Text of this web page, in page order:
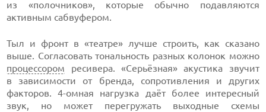
из «полочников», которые обычно подавляются
активным сабвуфером.
Тыл и фронт в «театре» лучше строить, как сказано
выше. Согласовать тональность разных колонок можно
процессором ресивера. «Серьёзная» акустика звучит
в зависимости от бренда, сопротивления и других
факторов. 4-омная нагрузка даёт более интересный
звук, но может перегружать выходные схемы